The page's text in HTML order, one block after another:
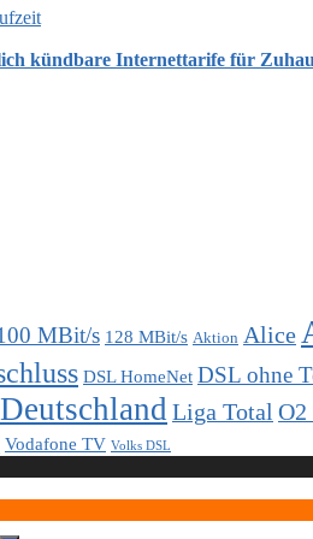
kündbare Internettarife für
MBit/s 128 MBit/s Aktion Alice
DSL HomeNet DSL ohne
Liga Total O2
Vodafone TV Volks DSL